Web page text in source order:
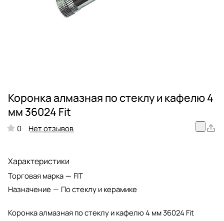
Коронка алмазная по стеклу и кафелю 4
мм 36024 Fit
0 Нет отзывов
Характеристики
Торговая марка — FIT
Назначение — По стеклу и керамике
Коронка алмазная по стеклу и кафелю 4 мм 36024 Fit